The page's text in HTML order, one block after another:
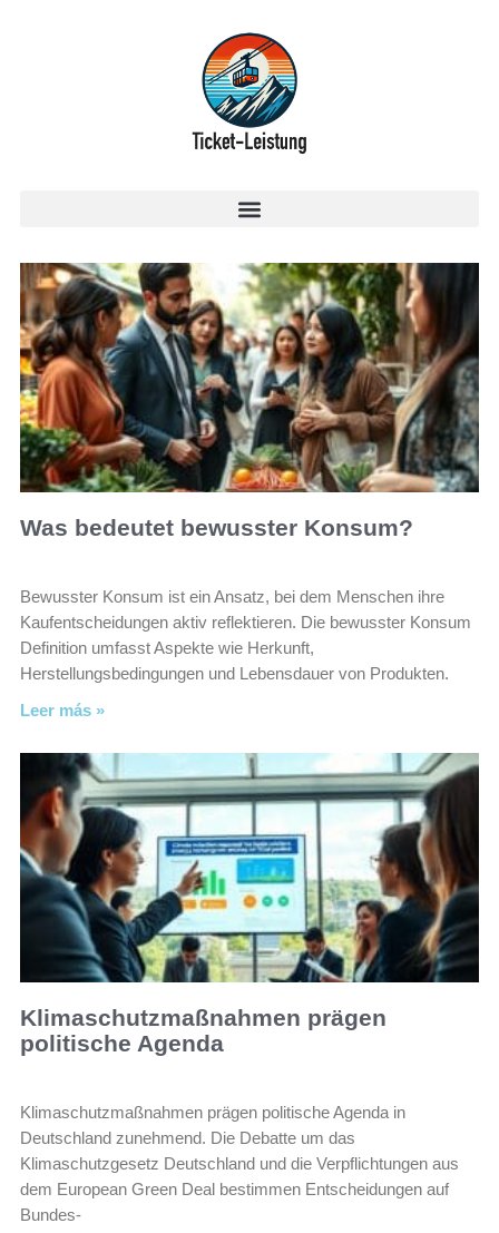
Was bedeutet bewusster Konsum?
Bewusster Konsum ist ein Ansatz, bei dem Menschen ihre
Kaufentscheidungen aktiv reflektieren. Die bewusster Konsum
Definition umfasst Aspekte wie Herkunft,
Herstellungsbedingungen und Lebensdauer von Produkten.
Leer más »
Klimaschutzmaßnahmen prägen
politische Agenda
Klimaschutzmaßnahmen prägen politische Agenda in
Deutschland zunehmend. Die Debatte um das
Klimaschutzgesetz Deutschland und die Verpflichtungen aus
dem European Green Deal bestimmen Entscheidungen auf
Bundes-